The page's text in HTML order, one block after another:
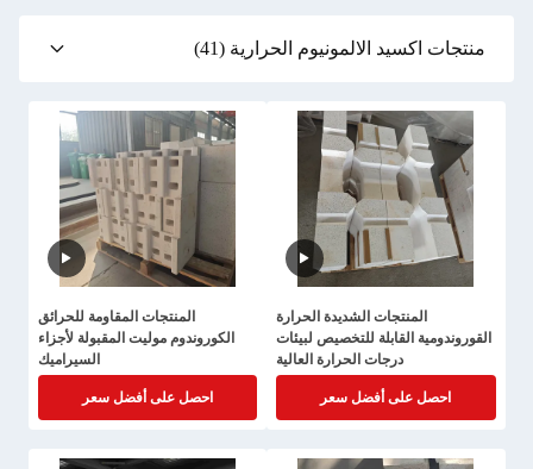
منتجات اكسيد الالمونيوم الحرارية (41)
المنتجات الشديدة الحرارة
القوروندومية القابلة للتخصيص لبيئات
درجات الحرارة العالية
احصل على أفضل سعر
المنتجات المقاومة للحرائق
الكوروندوم موليت المقبولة لأجزاء
السيراميك
احصل على أفضل سعر